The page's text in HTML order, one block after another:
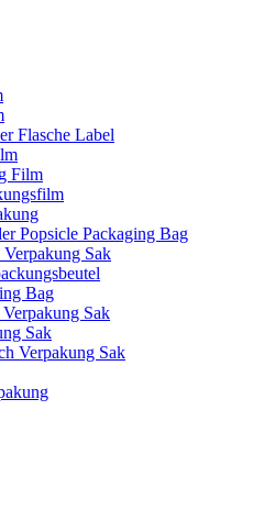
Flasche Label
Film
Popsicle Packaging Bag
Sak
Bag
Sak
Sak
Verpakung Sak